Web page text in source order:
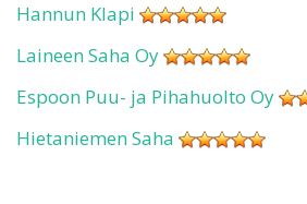
Hannun Klapi
Laineen Saha Oy
Espoon Puu- ja Pihahuolto Oy
Hietaniemen Saha